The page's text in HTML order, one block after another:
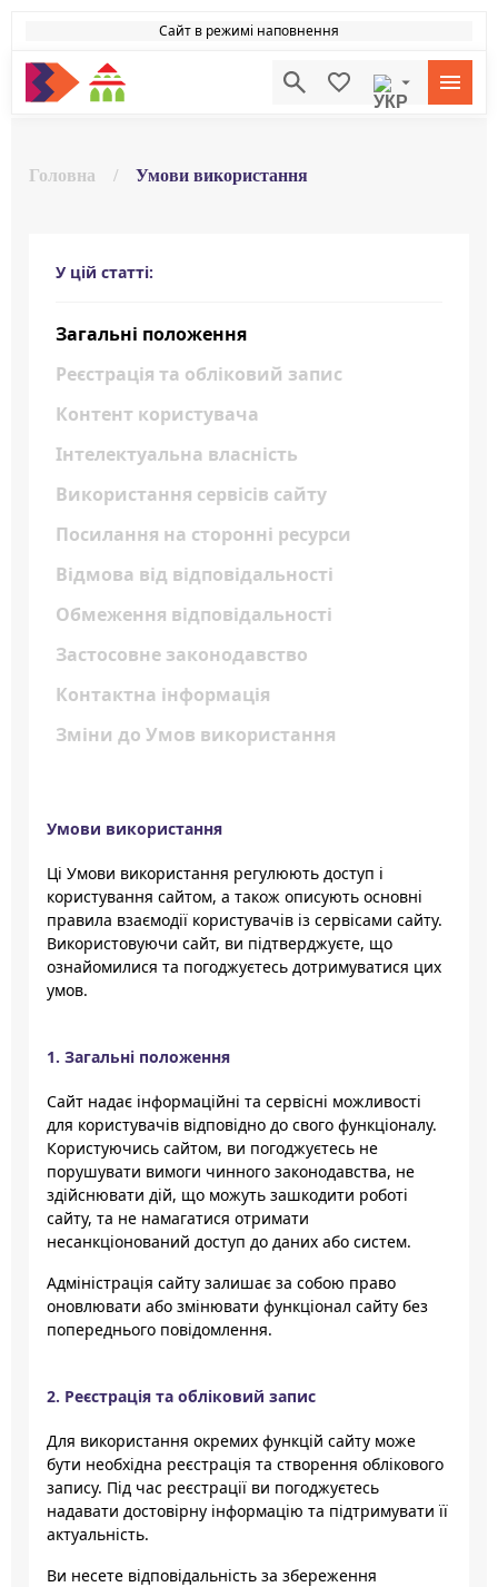
Сайт в режимі наповнення
Головна / Умови використання
Умови використання
Ці Умови використання регулюють доступ і
користування сайтом, а також описують основні
правила взаємодії користувачів із сервісами сайту.
Використовуючи сайт, ви підтверджуєте, що
ознайомилися та погоджуєтесь дотримуватися цих
умов.
1. Загальні положення
Сайт надає інформаційні та сервісні можливості
для користувачів відповідно до свого функціоналу.
Користуючись сайтом, ви погоджуєтесь не
порушувати вимоги чинного законодавства, не
здійснювати дій, що можуть зашкодити роботі
сайту, та не намагатися отримати
несанкціонований доступ до даних або систем.
Адміністрація сайту залишає за собою право
оновлювати або змінювати функціонал сайту без
попереднього повідомлення.
2. Реєстрація та обліковий запис
Для використання окремих функцій сайту може
бути необхідна реєстрація та створення облікового
запису. Під час реєстрації ви погоджуєтесь
надавати достовірну інформацію та підтримувати її
актуальність.
Ви несете відповідальність за збереження
У цій статті:
Загальні положення
Реєстрація та обліковий запис
Контент користувача
Інтелектуальна власність
Використання сервісів сайту
Посилання на сторонні ресурси
Відмова від відповідальності
Обмеження відповідальності
Застосовне законодавство
Контактна інформація
Зміни до Умов використання